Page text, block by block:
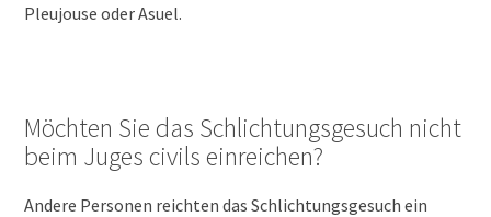
Pleujouse oder Asuel.
Möchten Sie das Schlichtungsgesuch nicht
beim Juges civils einreichen?
Andere Personen reichten das Schlichtungsgesuch ein